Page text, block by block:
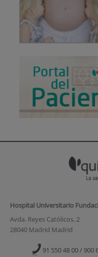
Hospital Universitario
Avda. Reyes Católicos, 2
28040 Madrid Madrid
91 550 48 00 / 900